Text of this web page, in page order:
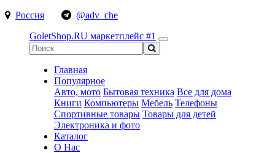
Россия
@adv_che
GoletShop.RU маркетплейс #1
Главная
Популярное
Авто, мото Бытовая техника Все для дома
Книги Компьютеры Мебель Телефоны
Спортивные товары Товары для детей
Электроника и фото
Каталог
О Нас